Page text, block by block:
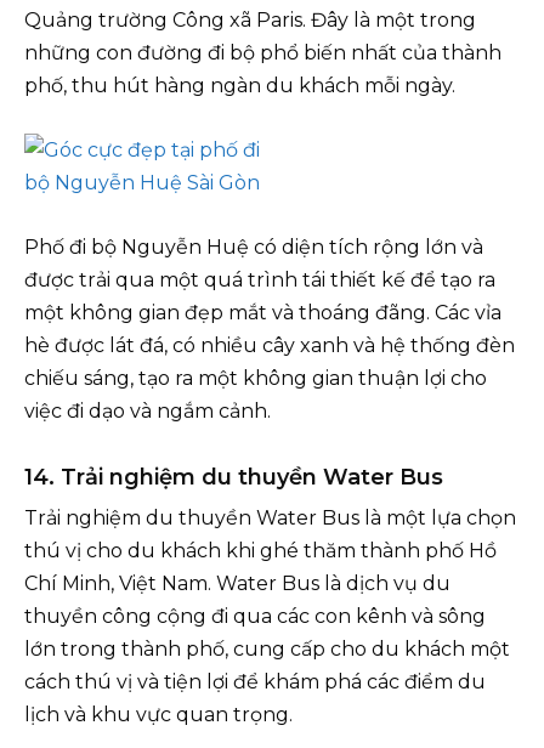
Quảng trường Công xã Paris. Đây là một trong
những con đường đi bộ phổ biến nhất của thành
phố, thu hút hàng ngàn du khách mỗi ngày.
Phố đi bộ Nguyễn Huệ có diện tích rộng lớn và
được trải qua một quá trình tái thiết kế để tạo ra
một không gian đẹp mắt và thoáng đãng. Các vỉa
hè được lát đá, có nhiều cây xanh và hệ thống đèn
chiếu sáng, tạo ra một không gian thuận lợi cho
việc đi dạo và ngắm cảnh.
14. Trải nghiệm du thuyền Water Bus
Trải nghiệm du thuyền Water Bus là một lựa chọn
thú vị cho du khách khi ghé thăm thành phố Hồ
Chí Minh, Việt Nam. Water Bus là dịch vụ du
thuyền công cộng đi qua các con kênh và sông
lớn trong thành phố, cung cấp cho du khách một
cách thú vị và tiện lợi để khám phá các điểm du
lịch và khu vực quan trọng.